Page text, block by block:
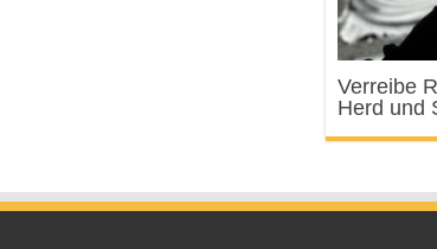
Verreibe
Herd und